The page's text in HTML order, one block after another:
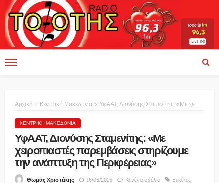
Αρχική Κεντρική Μακεδονία ΥφΑΑΤ, Διονύσης Σταμενίτης: «Με χειροπιαστές παρεμβάσεις στηρίζουμε την ανάπτυξη της Περιφέρειας»
ΚΕΝΤΡΙΚΉ ΜΑΚΕΔΟΝΊΑ
ΥφΑΑΤ, Διονύσης Σταμενίτης: «Με
χειροπιαστές παρεμβάσεις στηρίζουμε
την ανάπτυξη της Περιφέρειας»
Θωμάς Χριστάκης 16/05/2025 Κανένα σχόλιο Ετικέτες